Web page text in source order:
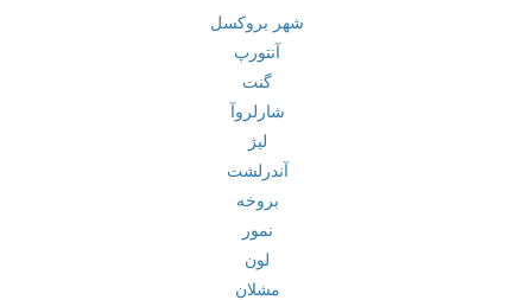
شهر بروکسل
آنتورپ
گنت
شارلروآ
لیژ
آندرلشت
بروخه
نمور
لون
مشلان